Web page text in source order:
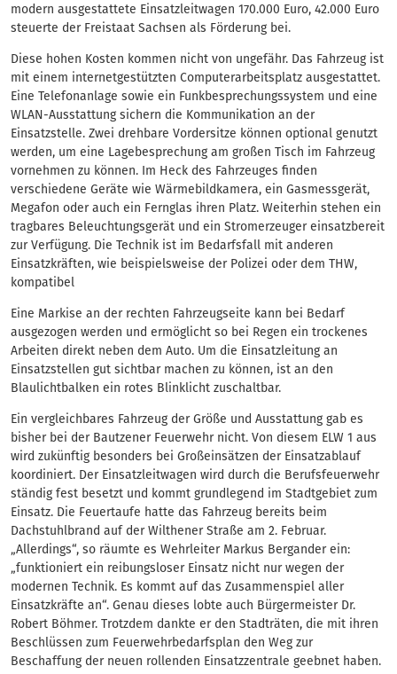
modern ausgestattete Einsatzleitwagen 170.000 Euro, 42.000 Euro
steuerte der Freistaat Sachsen als Förderung bei.
Diese hohen Kosten kommen nicht von ungefähr. Das Fahrzeug ist
mit einem internetgestützten Computerarbeitsplatz ausgestattet.
Eine Telefonanlage sowie ein Funkbesprechungssystem und eine
WLAN-Ausstattung sichern die Kommunikation an der
Einsatzstelle. Zwei drehbare Vordersitze können optional genutzt
werden, um eine Lagebesprechung am großen Tisch im Fahrzeug
vornehmen zu können. Im Heck des Fahrzeuges finden
verschiedene Geräte wie Wärmebildkamera, ein Gasmessgerät,
Megafon oder auch ein Fernglas ihren Platz. Weiterhin stehen ein
tragbares Beleuchtungsgerät und ein Stromerzeuger einsatzbereit
zur Verfügung. Die Technik ist im Bedarfsfall mit anderen
Einsatzkräften, wie beispielsweise der Polizei oder dem THW,
kompatibel
Eine Markise an der rechten Fahrzeugseite kann bei Bedarf
ausgezogen werden und ermöglicht so bei Regen ein trockenes
Arbeiten direkt neben dem Auto. Um die Einsatzleitung an
Einsatzstellen gut sichtbar machen zu können, ist an den
Blaulichtbalken ein rotes Blinklicht zuschaltbar.
Ein vergleichbares Fahrzeug der Größe und Ausstattung gab es
bisher bei der Bautzener Feuerwehr nicht. Von diesem ELW 1 aus
wird zukünftig besonders bei Großeinsätzen der Einsatzablauf
koordiniert. Der Einsatzleitwagen wird durch die Berufsfeuerwehr
ständig fest besetzt und kommt grundlegend im Stadtgebiet zum
Einsatz. Die Feuertaufe hatte das Fahrzeug bereits beim
Dachstuhlbrand auf der Wilthener Straße am 2. Februar.
„Allerdings“, so räumte es Wehrleiter Markus Bergander ein:
„funktioniert ein reibungsloser Einsatz nicht nur wegen der
modernen Technik. Es kommt auf das Zusammenspiel aller
Einsatzkräfte an“. Genau dieses lobte auch Bürgermeister Dr.
Robert Böhmer. Trotzdem dankte er den Stadträten, die mit ihren
Beschlüssen zum Feuerwehrbedarfsplan den Weg zur
Beschaffung der neuen rollenden Einsatzzentrale geebnet haben.